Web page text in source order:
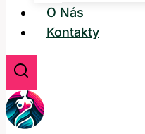
O Nás
Kontakty